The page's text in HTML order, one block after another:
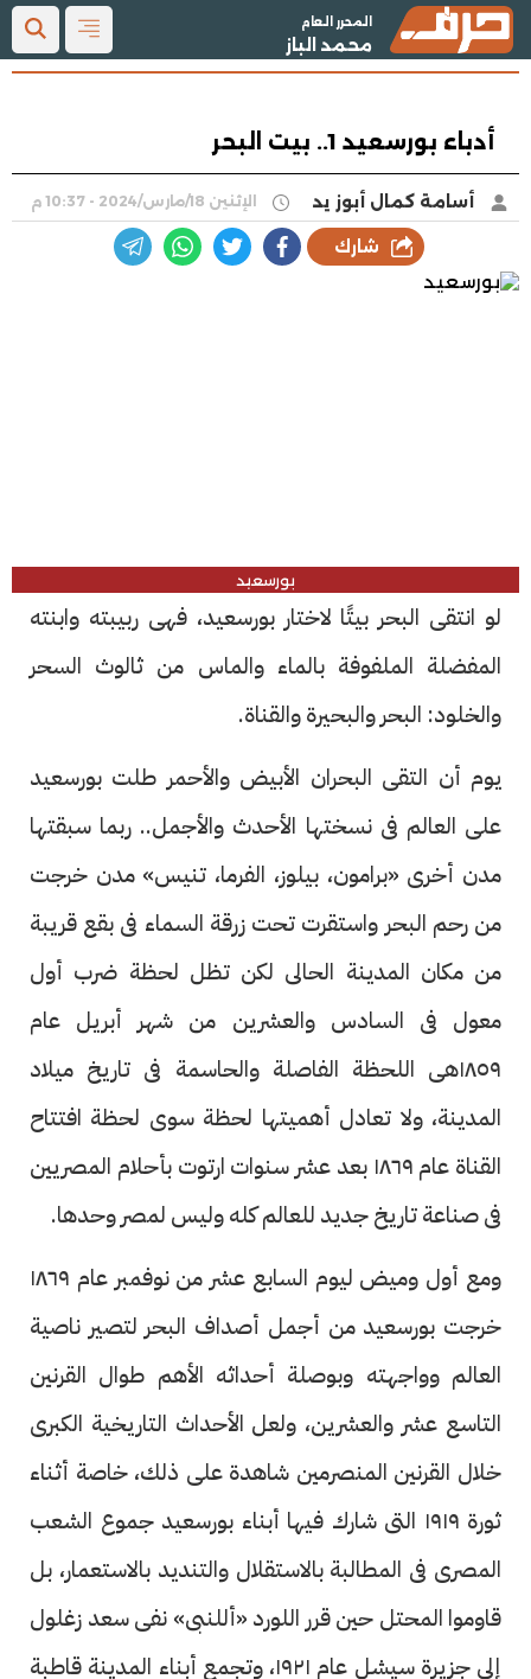
المحرر العام
محمد الباز
أدباء بورسعيد 1.. بيت البحر
أسامة كمال أبوز يد الإثنين 18/مارس/2024 - 10:37 م
شارك
بورسعيد
لو انتقى البحر بيتًا لاختار بورسعيد، فهى ربيبته وابنته
المفضلة الملفوفة بالماء والماس من ثالوث السحر
والخلود: البحر والبحيرة والقناة.
يوم أن التقى البحران الأبيض والأحمر طلت بورسعيد
على العالم فى نسختها الأحدث والأجمل.. ربما سبقتها
مدن أخرى «برامون، بيلوز، الفرما، تنيس» مدن خرجت
من رحم البحر واستقرت تحت زرقة السماء فى بقع قريبة
من مكان المدينة الحالى لكن تظل لحظة ضرب أول
معول فى السادس والعشرين من شهر أبريل عام
١٨٥٩هى اللحظة الفاصلة والحاسمة فى تاريخ ميلاد
المدينة، ولا تعادل أهميتها لحظة سوى لحظة افتتاح
القناة عام ١٨٦٩ بعد عشر سنوات ارتوت بأحلام المصريين
فى صناعة تاريخ جديد للعالم كله وليس لمصر وحدها.
ومع أول وميض ليوم السابع عشر من نوفمبر عام ١٨٦٩
خرجت بورسعيد من أجمل أصداف البحر لتصير ناصية
العالم وواجهته وبوصلة أحداثه الأهم طوال القرنين
التاسع عشر والعشرين، ولعل الأحداث التاريخية الكبرى
خلال القرنين المنصرمين شاهدة على ذلك، خاصة أثناء
ثورة ١٩١٩ التى شارك فيها أبناء بورسعيد جموع الشعب
المصرى فى المطالبة بالاستقلال والتنديد بالاستعمار، بل
قاوموا المحتل حين قرر اللورد «أللنبى» نفى سعد زغلول
إلى جزيرة سيشل عام ١٩٢١، وتجمع أبناء المدينة قاطبة